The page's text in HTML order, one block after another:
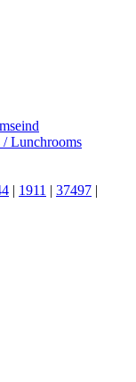
/ Lunchrooms
| 1911 | 37497 |